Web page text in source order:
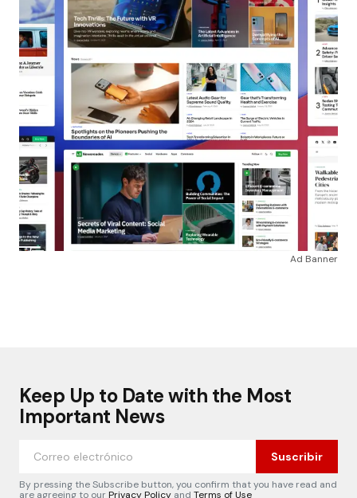
Ad Banner
Keep Up to Date with the Most
Important News
Suscribir
By pressing the Subscribe button, you confirm that you have read and
are agreeing to ourPrivacy Policy and Terms of Use